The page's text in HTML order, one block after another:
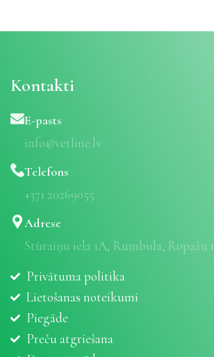
Kontakti
E-pasts
info@vetline.lv
Telefons
+371 20269055
Adrese
Stūraiņu iela 1A, Rumbula, Ropažu
Privātuma politika
Lietošanas noteikumi
Piegāde
Preču atgriešana